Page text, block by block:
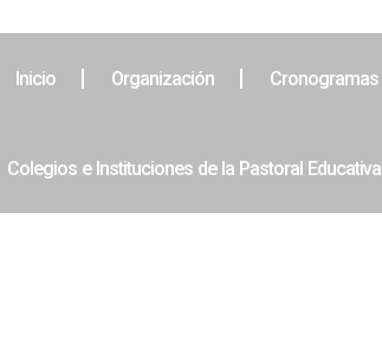
Inicio Organización Cronogramas
Colegios e Instituciones de la Pastoral Educativa